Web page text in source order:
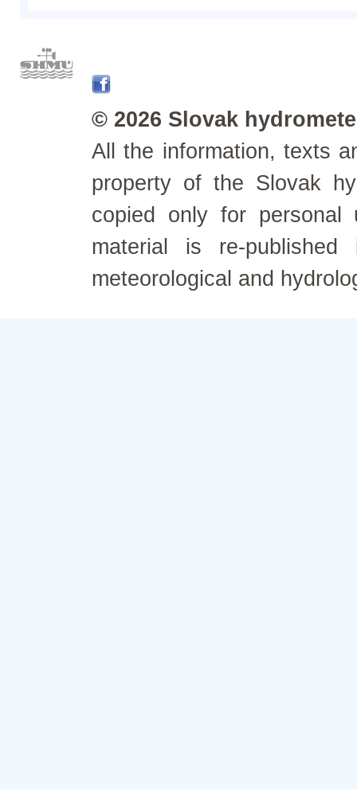
© 2026 Slovak
All the information, texts
property of the Slovak
copied only for personal
material is re-
meteorological and